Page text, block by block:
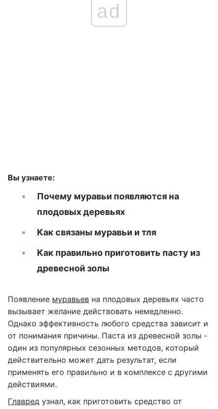
ad
Вы узнаете:
Почему муравьи появляются на
плодовых деревьях
Как связаны муравьи и тля
Как правильно приготовить пасту из
древесной золы
Появление муравьев на плодовых деревьях часто
вызывает желание действовать немедленно.
Однако эффективность любого средства зависит и
от понимания причины. Паста из древесной золы -
один из популярных сезонных методов, который
действительно может дать результат, если
применять его правильно и в комплексе с другими
действиями.
Главред узнал, как приготовить средство от